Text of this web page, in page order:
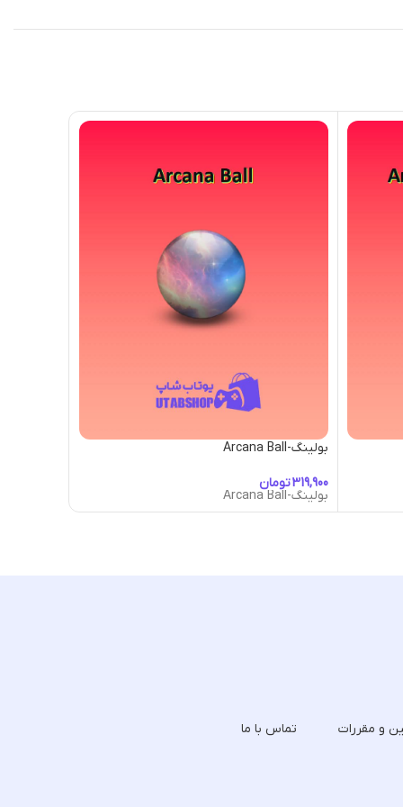
بولینگ-Arcana Ball
تومان
بولینگ-Arcana Ball
و مقررات تماس با ما